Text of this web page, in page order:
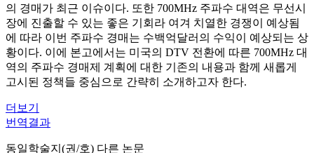
의 경매가 최근 이슈이다. 또한 700MHz 주파수 대역은 무선시
장에 진출할 수 있는 좋은 기회라 여겨 치열한 경쟁이 예상됨
에 따라 이번 주파수 경매는 수백억달러의 수익이 예상되는 상
황이다. 이에 본고에서는 미국의 DTV 전환에 따른 700MHz 대
역의 주파수 경매제 계획에 대한 기존의 내용과 함께 새롭게
고시된 정책들 중심으로 간략히 소개하고자 한다.
더보기
번역결과
동일학술지(권/호) 다른 논문